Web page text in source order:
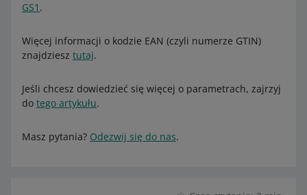
GS1 .
Więcej informacji o kodzie EAN (czyli numerze GTIN)
znajdziesz tutaj.
Jeśli chcesz dowiedzieć się więcej o parametrach, zajrzyj
do tego artykułu.
Masz pytania? Odezwij się do nas.